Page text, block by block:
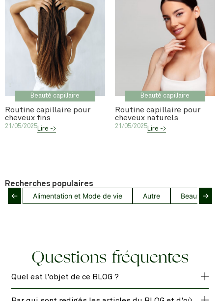
Beauté capillaire
Routine capillaire pour
cheveux fins
21/05/2025Lire ->
Beauté capillaire
Routine capillaire pour
cheveux naturels
21/05/2025Lire ->
Recherches populaires
← Alimentation et Mode de vie Autre Beauté→
Questions fréquentes
Quel est l'objet de ce BLOG ?